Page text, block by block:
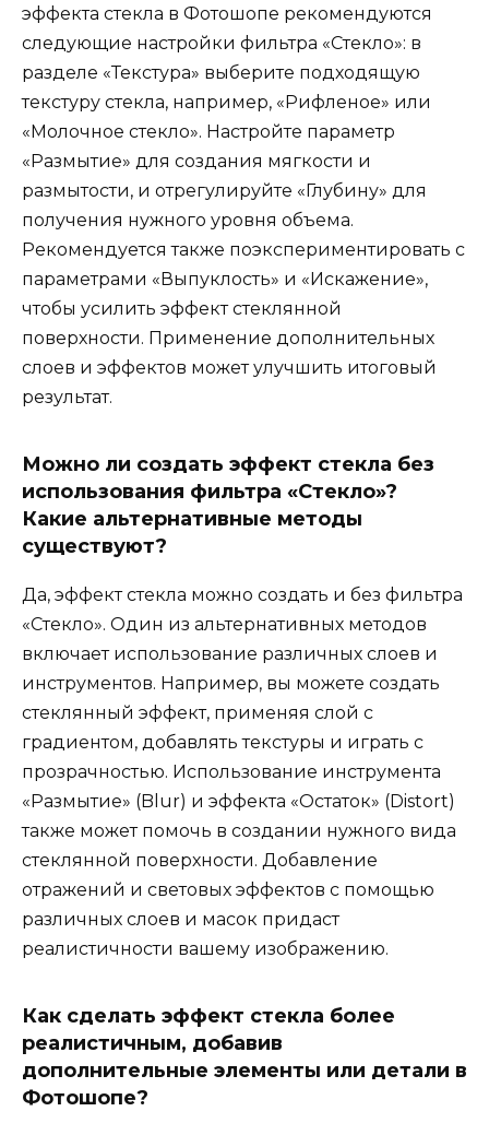
эффекта стекла в Фотошопе рекомендуются
следующие настройки фильтра «Стекло»: в
разделе «Текстура» выберите подходящую
текстуру стекла, например, «Рифленое» или
«Молочное стекло». Настройте параметр
«Размытие» для создания мягкости и
размытости, и отрегулируйте «Глубину» для
получения нужного уровня объема.
Рекомендуется также поэкспериментировать с
параметрами «Выпуклость» и «Искажение»,
чтобы усилить эффект стеклянной
поверхности. Применение дополнительных
слоев и эффектов может улучшить итоговый
результат.
Можно ли создать эффект стекла без
использования фильтра «Стекло»?
Какие альтернативные методы
существуют?
Да, эффект стекла можно создать и без фильтра
«Стекло». Один из альтернативных методов
включает использование различных слоев и
инструментов. Например, вы можете создать
стеклянный эффект, применяя слой с
градиентом, добавлять текстуры и играть с
прозрачностью. Использование инструмента
«Размытие» (Blur) и эффекта «Остаток» (Distort)
также может помочь в создании нужного вида
стеклянной поверхности. Добавление
отражений и световых эффектов с помощью
различных слоев и масок придаст
реалистичности вашему изображению.
Как сделать эффект стекла более
реалистичным, добавив
дополнительные элементы или детали в
Фотошопе?